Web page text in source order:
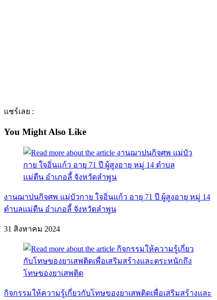
แชร์เลย :
You Might Also Like
งานฌาปนกิจศพ แม่บัวกาย ใจอิ่นแก้ว อายุ 71 ปี ผู้สูงอายุ หมู่ 14
ตำบลเเม่ตืน อำเภอลี้ จังหวัดลำพูน
31 สิงหาคม 2024
กิจกรรมให้ความรู้เกี่ยวกับโทษของยาเสพติดเพื่อเสริมสร้างและ